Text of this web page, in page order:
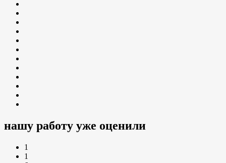
нашу работу уже оценили
1
1